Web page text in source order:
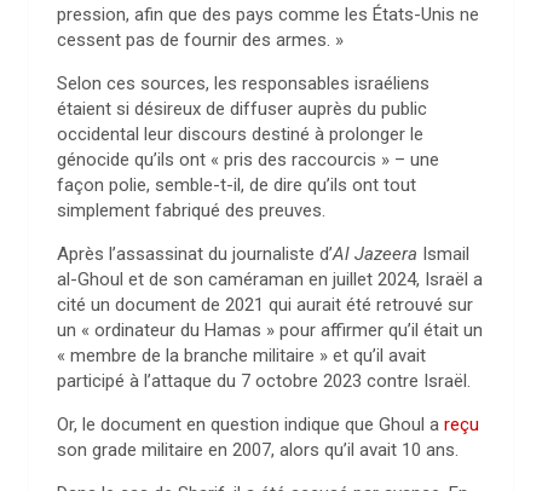
pression, afin que des pays comme les États-Unis ne
cessent pas de fournir des armes. »
Selon ces sources, les responsables israéliens
étaient si désireux de diffuser auprès du public
occidental leur discours destiné à prolonger le
génocide qu’ils ont « pris des raccourcis » – une
façon polie, semble-t-il, de dire qu’ils ont tout
simplement fabriqué des preuves.
Après l’assassinat du journaliste d’Al Jazeera Ismail
al-Ghoul et de son caméraman en juillet 2024, Israël a
cité un document de 2021 qui aurait été retrouvé sur
un « ordinateur du Hamas » pour affirmer qu’il était un
« membre de la branche militaire » et qu’il avait
participé à l’attaque du 7 octobre 2023 contre Israël.
Or, le document en question indique que Ghoul a reçu
son grade militaire en 2007, alors qu’il avait 10 ans.